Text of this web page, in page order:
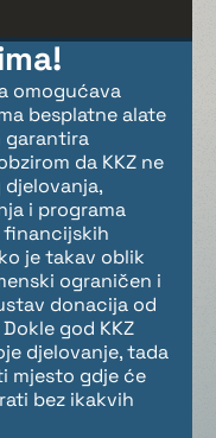
omogućava
besplatne alate
garantira
da KKZ ne
djelovanja,
i programa
financijskih
je takav oblik
ograničen i
donacija od
god KKZ
djelovanje, tada
mjesto gdje će
bez ikakvih